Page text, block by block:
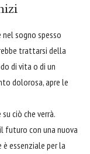
sogno spesso
trattarsi della
di vita o di un
dolorosa, apre le
ciò che verrà.
futuro con una nuova
essenziale per la